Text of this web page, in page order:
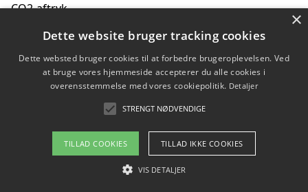
CO2-aftryk
Hvordan nyheder om CO2-udledning påvirker vores
hverdag
Om / kontakt
Blog Betingelser
×
Dette website bruger tracking cookies
Dette websted bruger cookies til at forbedre brugeroplevelsen. Ved
at bruge vores hjemmeside accepterer du alle cookies i
overensstemmelse med vores cookiepolitik. Detaljer
STRENGT NØDVENDIGE
TILLAD COOKIES TILLAD IKKE COOKIES
VIS DETALJER